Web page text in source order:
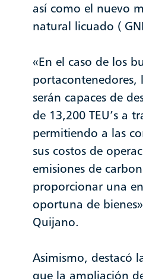
así como el nuevo
natural licuado (
«En el caso de los
portacontenedores,
serán capaces de
de 13,200 TEU’s a
permitiendo a las
sus costos de
emisiones de
proporcionar una
oportuna de
Quijano.
Asimismo, destacó
que la ampliación